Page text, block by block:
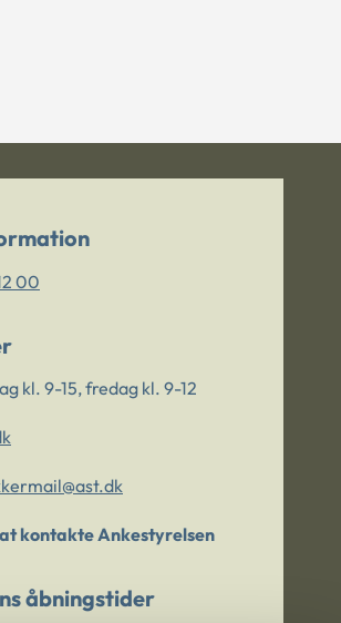
00
kl. 9-15, fredag kl. 9-12
kontakte Ankestyrelsen
åbningstider